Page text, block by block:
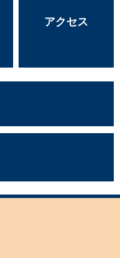
アクセス